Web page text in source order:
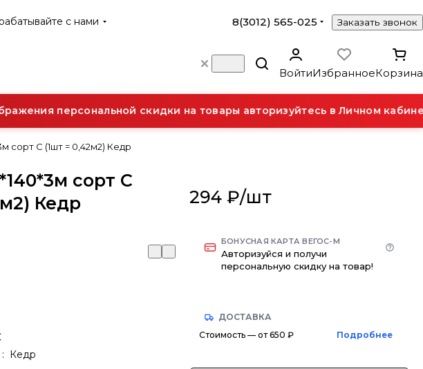
с нами 8(3012) 565-025 Заказать звонок
ВойтиИзбранноеКорзина
персональной скидки на товары авторизуйтесь в Личном
сорт С (1шт = 0,42м2) Кедр
сорт С
Кедр
: Кедр
294 ₽/шт
БОНУСНАЯ КАРТА ВЕГОС-М
Авторизуйся и получи
персональную скидку на товар!
ДОСТАВКА
Стоимость — от 650 ₽
Подробнее